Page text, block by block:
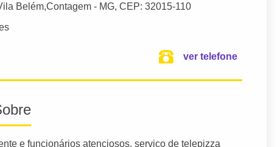
Belém,Contagem - MG, CEP: 32015-110
ver telefone
e funcionários atenciosos, serviço de telepizza